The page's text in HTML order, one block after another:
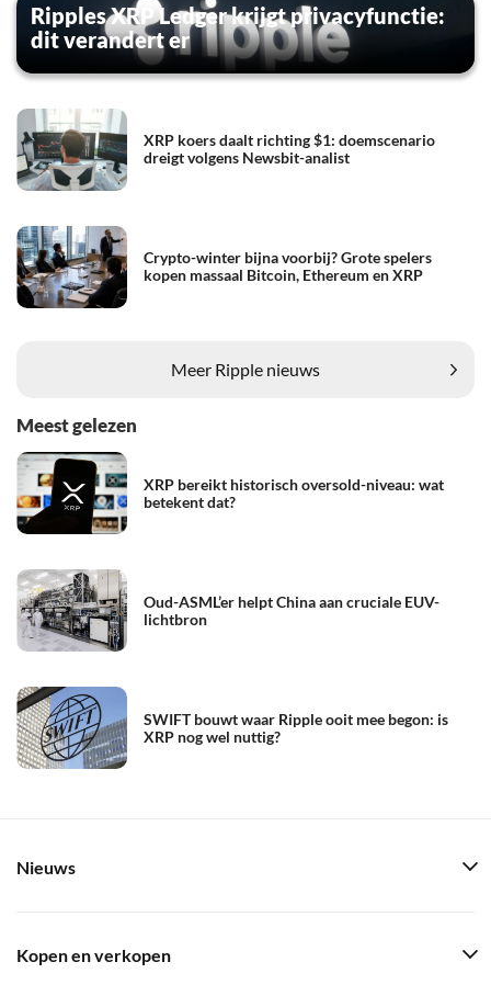
Ripples XRP Ledger krijgt privacyfunctie:
dit verandert er
XRP koers daalt richting $1: doemscenario
dreigt volgens Newsbit-analist
Crypto-winter bijna voorbij? Grote spelers
kopen massaal Bitcoin, Ethereum en XRP
Meer Ripple nieuws
Meest gelezen
XRP bereikt historisch oversold-niveau: wat
betekent dat?
Oud-ASML’er helpt China aan cruciale EUV-
lichtbron
SWIFT bouwt waar Ripple ooit mee begon: is
XRP nog wel nuttig?
Nieuws
Kopen en verkopen